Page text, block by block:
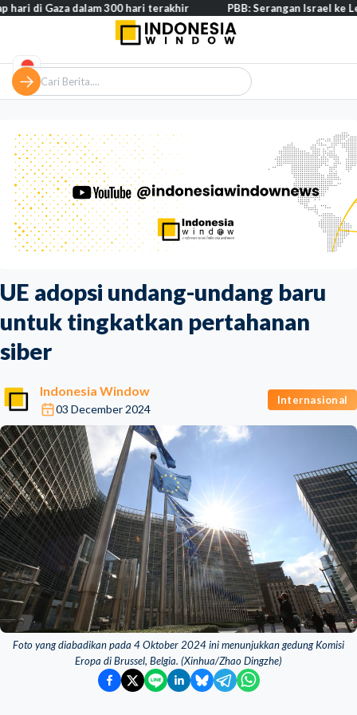
UE adopsi undang-undang baru
untuk tingkatkan pertahanan
siber
Indonesia Window
03 December 2024
Internasional
Foto yang diabadikan pada 4 Oktober 2024 ini menunjukkan gedung Komisi
Eropa di Brussel, Belgia. (Xinhua/Zhao Dingzhe)
dalam 300 hari terakhir PBB: Serangan Israel ke Lebanon